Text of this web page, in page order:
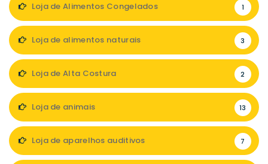
Loja de Alimentos Congelados 1
Loja de alimentos naturais 3
Loja de Alta Costura 2
Loja de animais 13
Loja de aparelhos auditivos 7